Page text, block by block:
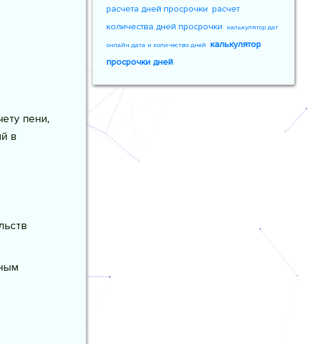
пени,
в
расчета дней просрочки расчет
количества дней просрочки
калькулятор дат
онлайн дата и количество дней
калькулятор
просрочки дней